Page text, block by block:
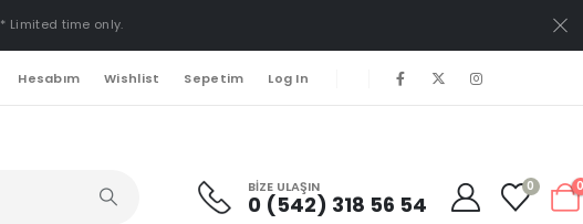
* Limited time only.
Hesabım Wishlist Sepetim Log In
BIZE ULAŞIN
0 (542) 318 56 54
0